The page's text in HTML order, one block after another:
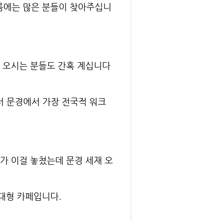
는 많은 분들이 찾아주십니
시는 분들도 간혹 계십니다
문경에서 가장 전국적 워크
이걸 놓쳤는데 문경 세재 오
형 카페입니다.